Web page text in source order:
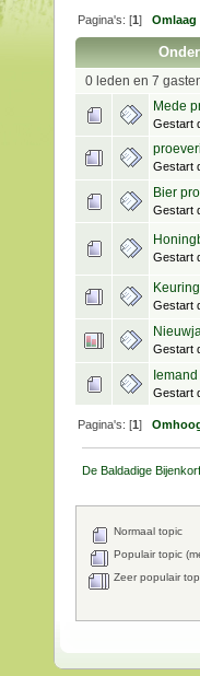
Pagina's: [1]Omlaag
0 leden en 7
Mede
Gestart
Gestart
Bier
Gestart
Gestart
Gestart
Gestart
Gestart
Pagina's: [1]
De Baldadige Bijenkorf
Normaal topic
Populair topic
Zeer populair